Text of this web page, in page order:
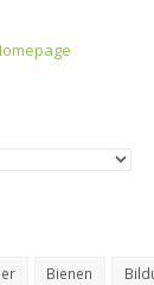
Bienen